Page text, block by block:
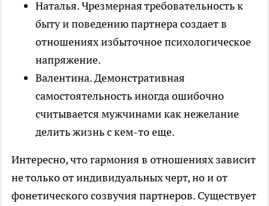
Наталья. Чрезмерная требовательность к
быту и поведению партнера создает в
отношениях избыточное психологическое
напряжение.
Валентина. Демонстративная
самостоятельность иногда ошибочно
считывается мужчинами как нежелание
делить жизнь с кем-то еще.
Интересно, что гармония в отношениях зависит
не только от индивидуальных черт, но и от
фонетического созвучия партнеров. Существует